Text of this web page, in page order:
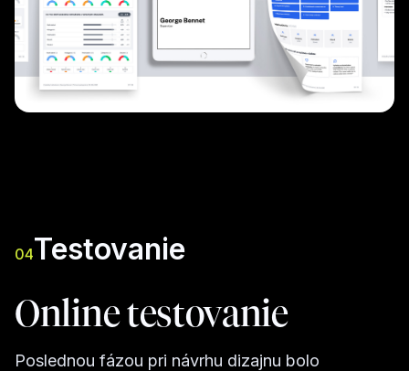
04Testovanie
Online testovanie
Poslednou fázou pri návrhu dizajnu bolo